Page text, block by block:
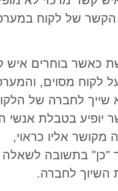
הקשר של לקוח
כאשר בוחרים איש
לקוח מסוים,
שייך לחברה של
יופיע בטבלת אנשי
מקושר אליו כראוי,
"כן" בתשובה לשאלה
השיוך לחברה.